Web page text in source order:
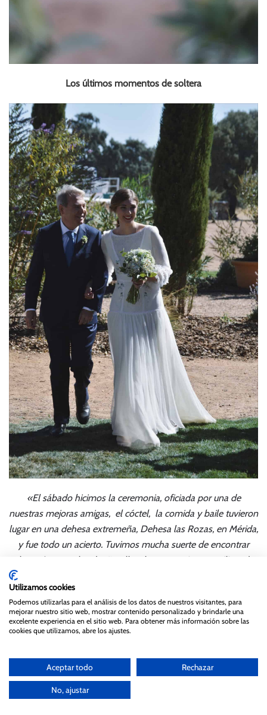
Los últimos momentos de soltera
«El sábado hicimos la ceremonia, oficiada por una de
nuestras mejoras amigas, el cóctel, la comida y baile tuvieron
lugar en una dehesa extremeña, Dehesa las Rozas, en Mérida,
y fue todo un acierto. Tuvimos mucha suerte de encontrar
algo así, ya que las dueñas, llevaban poco tiempo utilizando
la finca para celebraciones. Buscábamos algo que a la vista
fuera bello, con mucho verde, flores, “limpio” ) con luz, con
vegetación y por supuesto con estilo, y la verdad que de todo
lo que vimos no tuvimos ninguna duda de que era el lugar
perfecto, y fue un gran acierto.»
Utilizamos cookies
Podemos utilizarlas para el análisis de los datos de nuestros visitantes, para
mejorar nuestro sitio web, mostrar contenido personalizado y brindarle una
excelente experiencia en el sitio web. Para obtener más información sobre las
cookies que utilizamos, abre los ajustes.
Aceptar todo Rechazar
No, ajustar